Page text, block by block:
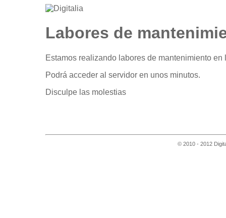
Labores de
Estamos realizando labores de mantenimiento en
Podrá acceder al servidor en unos minutos.
Disculpe las molestias
© 2010 - 2012